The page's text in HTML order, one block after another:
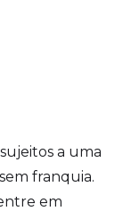
a uma
franquia.
em